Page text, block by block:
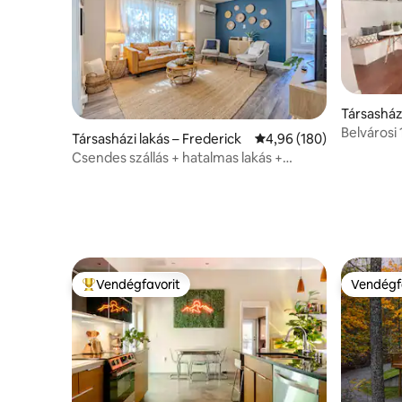
Társasházi lakás – Frederick Átlagos értékelés: 5/
4,96 (180)
Csendes szállás + hatalmas lakás +
Belvárosi
Kiemelt vendégfavorit
Vendégfavorit